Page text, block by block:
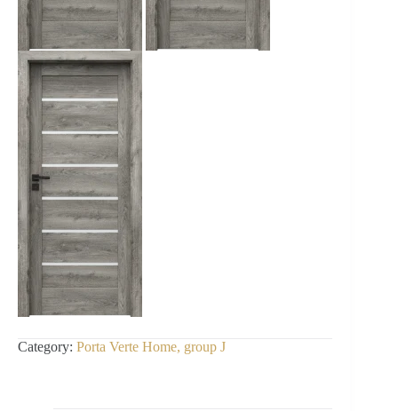
Category: Porta Verte Home, group J